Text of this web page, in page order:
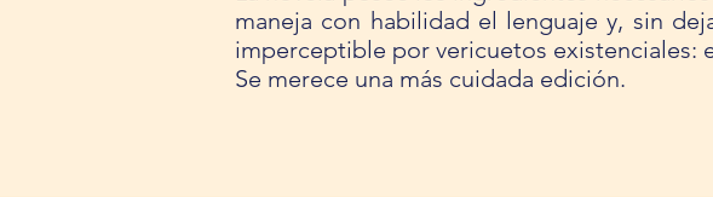
maneja con habilidad el lenguaje y, sin
imperceptible por vericuetos existenciales:
Se merece una más cuidada edición.